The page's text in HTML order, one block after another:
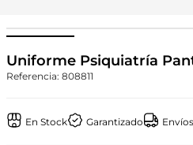
Uniforme Psiquiatría
Referencia: 808811
En Stock Garantizado Envíos